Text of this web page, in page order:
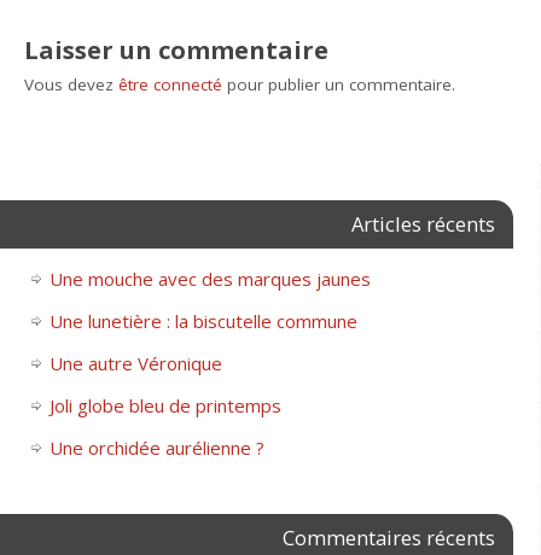
Laisser un commentaire
Vous devezêtre connecté pour publier un commentaire.
Articles récents
Une mouche avec des marques jaunes
Une lunetière : la biscutelle commune
Une autre Véronique
Joli globe bleu de printemps
Une orchidée aurélienne ?
Commentaires récents